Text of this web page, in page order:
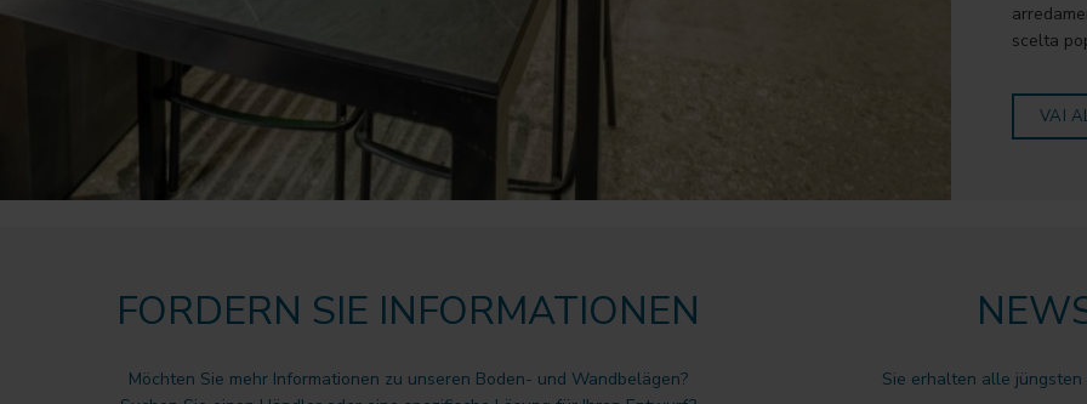
scelta
VAI
FORDERN SIE INFORMATIONEN
Möchten Sie mehr Informationen zu unseren Boden- und Wandbelägen?
Sie erhalten alle